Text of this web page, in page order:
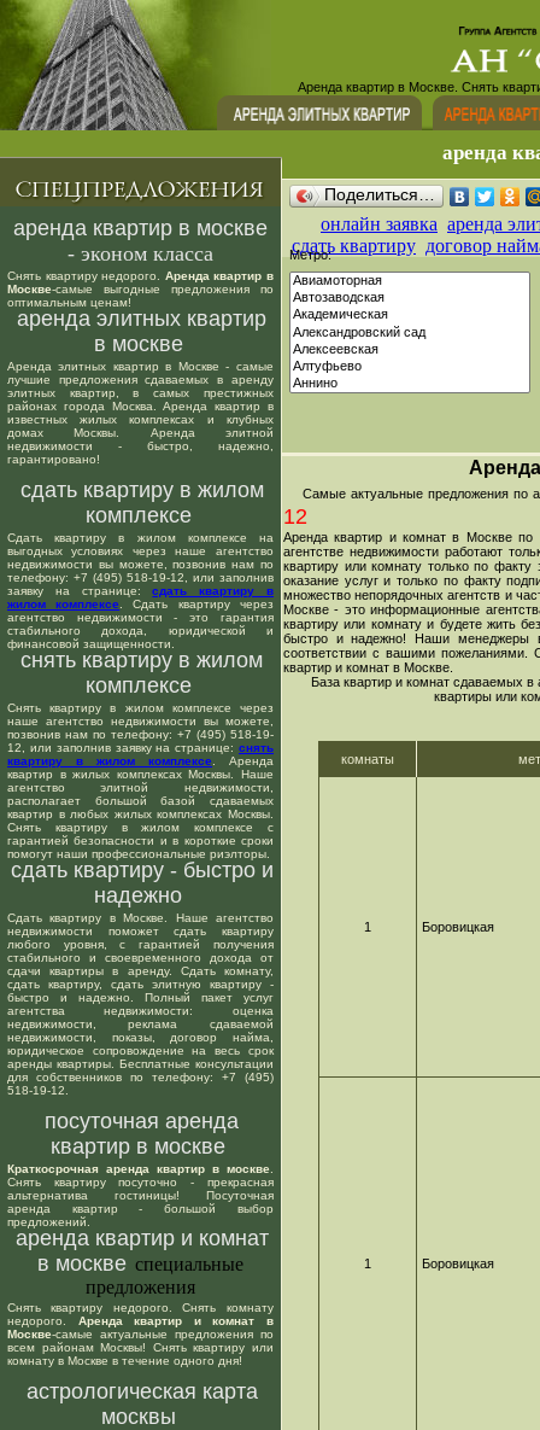
Аренда квартир в Москве. Снять
аренда
аренда квартир в москве
- эконом класса
Снять квартиру недорого. Аренда квартир в
Москве-самые выгодные предложения по
оптимальным ценам!
аренда элитных квартир
в москве
Аренда элитных квартир в Москве - самые
лучшие предложения сдаваемых в аренду
элитных квартир, в самых престижных
районах города Москва. Аренда квартир в
известных жилых комплексах и клубных
домах Москвы. Аренда элитной
недвижимости - быстро, надежно,
гарантировано!
сдать квартиру в жилом
комплексе
Сдать квартиру в жилом комплексе на
выгодных условиях через наше агентство
недвижимости вы можете, позвонив нам по
телефону: +7 (495) 518-19-12, или заполнив
заявку на странице:сдать квартиру в
жилом комплексе . Сдать квартиру через
агентство недвижимости - это гарантия
стабильного дохода, юридической и
финансовой защищенности.
снять квартиру в жилом
комплексе
Снять квартиру в жилом комплексе через
наше агентство недвижимости вы можете,
позвонив нам по телефону: +7 (495) 518-19-
12, или заполнив заявку на странице: снять
квартиру в жилом комплексе . Аренда
квартир в жилых комплексах Москвы. Наше
агентство элитной недвижимости,
располагает большой базой сдаваемых
квартир в любых жилых комплексах Москвы.
Снять квартиру в жилом комплексе с
гарантией безопасности и в короткие сроки
помогут наши профессиональные риэлторы.
сдать квартиру - быстро и
надежно
Сдать квартиру в Москве. Наше агентство
недвижимости поможет сдать квартиру
любого уровня, с гарантией получения
стабильного и своевременного дохода от
сдачи квартиры в аренду. Сдать комнату,
сдать квартиру, сдать элитную квартиру -
быстро и надежно. Полный пакет услуг
агентства недвижимости: оценка
недвижимости, реклама сдаваемой
недвижимости, показы, договор найма,
юридическое сопровождение на весь срок
аренды квартиры. Бесплатные консультации
для собственников по телефону: +7 (495)
518-19-12.
посуточная аренда
квартир в москве
Краткосрочная аренда квартир в москве
Снять квартиру посуточно - прекрасная
альтернатива гостиницы! Посуточная
аренда квартир - большой выбор
предложений.
аренда квартир и комнат
в москве специальные
предложения
Снять квартиру недорого. Снять комнату
недорого. Аренда квартир и комнат в
Москве-самые актуальные предложения по
всем районам Москвы! Снять квартиру или
комнату в Москве в течение одного дня!
астрологическая карта
москвы
Поделиться…
онлайн заявка аренда
сдать квартиру договор
Метро:
Самые актуальные предложения по
12
Аренда квартир и комнат в Москве
агентстве недвижимости работают
квартиру или комнату только по
оказание услуг и только по факту
множество непорядочных агентств и
Москве - это информационные
квартиру или комнату и будете жить
быстро и надежно! Наши менеджеры
соответствии с вашими пожеланиями.
квартир и комнат в Москве.
База квартир и комнат сдаваемых в
квартиры или
комнаты
1 Боровицкая
1 Боровицкая